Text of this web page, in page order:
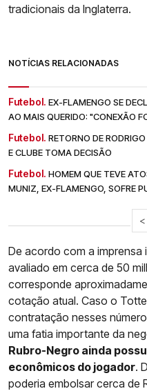
tradicionais da Inglaterra.
NOTÍCIAS RELACIONADAS
Futebol. EX-FLAMENGO SE
AO MAIS QUERIDO: "CONEXÃO
Futebol. RETORNO DE
E CLUBE TOMA DECISÃO
Futebol. HOMEM QUE TEVE
MUNIZ, EX-FLAMENGO, SOFRE
<
De acordo com a imprensa
avaliado em cerca de 50
corresponde
cotação atual. Caso o
contratação nesses
uma fatia importante da
Rubro-Negro ainda
econômicos do jogador.
poderia embolsar cerca de